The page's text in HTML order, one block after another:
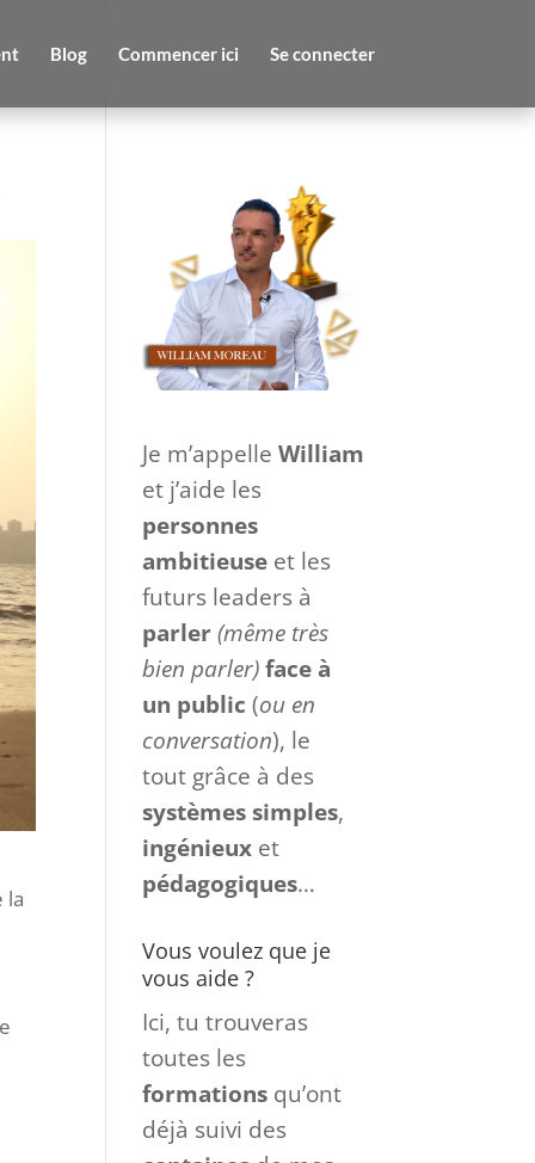
Blog Commencer ici Se connecter
la
Je m’appelleWilliam
et j’aide les
personnes
ambitieuse et les
futurs leaders à
parler(même très
bien parler)face à
un public (ou en
conversation), le
tout grâce à des
systèmes simples,
ingénieux et
pédagogiques…
Vous voulez que je
vous aide ?
Ici, tu trouveras
toutes les
formations qu’ont
déjà suivi des